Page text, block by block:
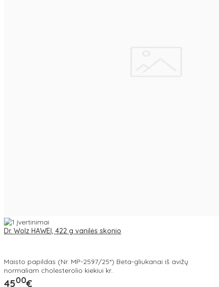
Dr. Wolz HAWEI, 422 g vanilės skonio
Maisto papildas (Nr. MP-2597/25*) Beta-gliukanai iš avižų
normaliam cholesterolio kiekiui kr..
4500€